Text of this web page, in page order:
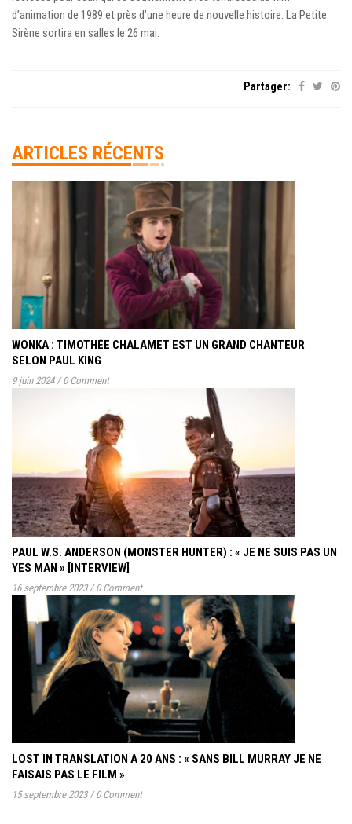
d’animation de 1989 et près d’une heure de nouvelle histoire. La Petite
Sirène sortira en salles le 26 mai.
Partager:
ARTICLES RÉCENTS
WONKA : TIMOTHÉE CHALAMET EST UN GRAND CHANTEUR
SELON PAUL KING
9 juin 2024 / 0 Comment
PAUL W.S. ANDERSON (MONSTER HUNTER) : « JE NE SUIS PAS UN
YES MAN » [INTERVIEW]
16 septembre 2023 / 0 Comment
LOST IN TRANSLATION A 20 ANS : « SANS BILL MURRAY JE NE
FAISAIS PAS LE FILM »
15 septembre 2023 / 0 Comment